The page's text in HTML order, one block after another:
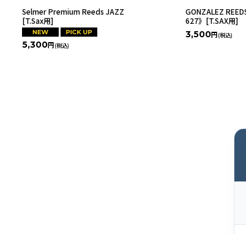
Selmer Premium Reeds JAZZ
[T.Sax用]
5,300円 (税込)
GONZALEZ
627》[T.SAX用]
3,500円 (税込)